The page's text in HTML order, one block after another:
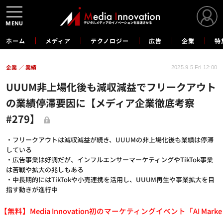
ホーム メディア テクノロジー 広告 企業 特
UUUM非上場化後も減収減益でフリークアウト
の業績停滞要因に【メディア企業徹底考察
#279】
・フリークアウトは減収減益が続き、UUUMの非上場化後も業績は停滞
している
・広告事業は好調だが、インフルエンサーマーケティングやTikTok事業
は苦戦や拡大の兆しもある
・中長期的にはTikTokや小売連携を活用し、UUUM再生や事業拡大を目
指す動きが進行中
企業 業績 2025.9.5 Fri 12:00
【無料】Media Innovation初のマーケティングイベント「AI Marke
MENU